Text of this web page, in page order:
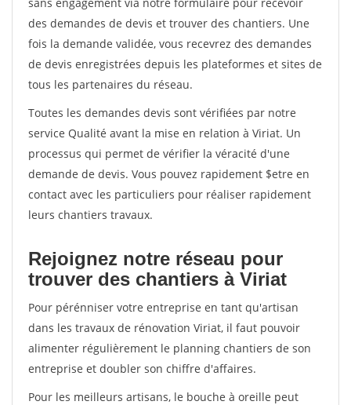
des demandes de devis et trouver des chantiers. Une
fois la demande validée, vous recevrez des demandes
de devis enregistrées depuis les plateformes et sites de
tous les partenaires du réseau.
Toutes les demandes devis sont vérifiées par notre
service Qualité avant la mise en relation à Viriat. Un
processus qui permet de vérifier la véracité d'une
demande de devis. Vous pouvez rapidement $etre en
contact avec les particuliers pour réaliser rapidement
leurs chantiers travaux.
Rejoignez notre réseau pour
trouver des chantiers à Viriat
Pour pérénniser votre entreprise en tant qu'artisan
dans les travaux de rénovation Viriat, il faut pouvoir
alimenter régulièrement le planning chantiers de son
entreprise et doubler son chiffre d'affaires.
Pour les meilleurs artisans, le bouche à oreille peut